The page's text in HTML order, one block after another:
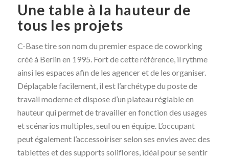
Une table à la hauteur de
tous les projets
C-Base tire son nom du premier espace de coworking
créé à Berlin en 1995. Fort de cette référence, il rythme
ainsi les espaces afin de les agencer et de les organiser.
Déplaçable facilement, il est l’archétype du poste de
travail moderne et dispose d’un plateau réglable en
hauteur qui permet de travailler en fonction des usages
et scénarios multiples, seul ou en équipe. L’occupant
peut également l’accessoiriser selon ses envies avec des
tablettes et des supports soliflores, idéal pour se sentir